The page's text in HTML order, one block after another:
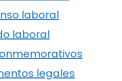
laboral
laboral
legales